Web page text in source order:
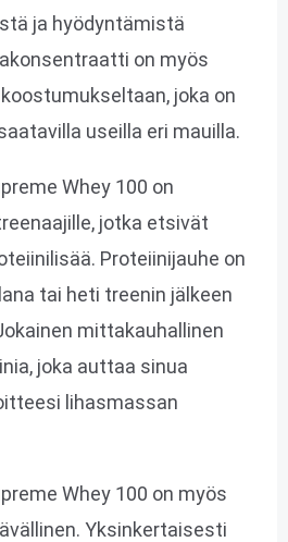
ja hyödyntämistä
on myös
joka on
useilla eri mauilla.
Whey 100 on
jotka etsivät
Proteiinijauhe on
tai heti treenin jälkeen
mittakauhallinen
joka auttaa sinua
lihasmassan
Whey 100 on myös
Yksinkertaisesti